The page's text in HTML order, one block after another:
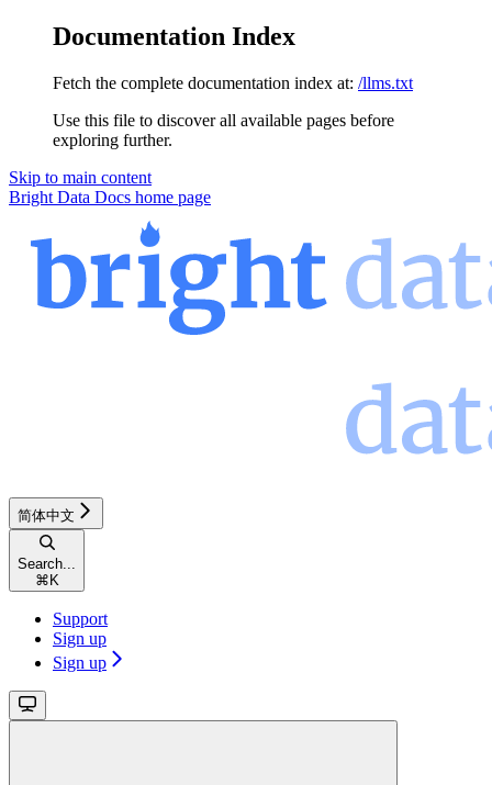
Documentation Index
Fetch the complete documentation index at: /llms.txt
Use this file to discover all available pages before
exploring further.
Skip to main content
Bright Data Docs home page
简体中文
Search...
⌘ K
Support
Sign up
Sign up